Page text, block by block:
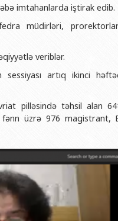
və Müraciətlərlə iş
və təminat Departamenti
təminatı, monitorinq
Yardım Sektoru
sağlamlıq Mərkəzi
Filologiya fakültəsi
Tarix fakültəsi
Beynəlxalq
Hüquq fakültəsi
İnformasiya və
Sosial elmlər və
Şəxsi
Publik
imtahanlarda iştirak edib.
müdirləri,
veriblər.
sessiyası artıq ikinci
pilləsində təhsil alan
üzrə 976 magistrant,